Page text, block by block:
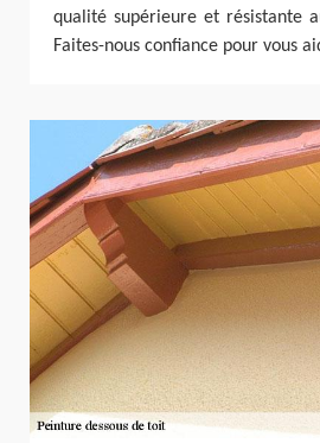
qualité supérieure et résistante
Faites-nous confiance pour vous